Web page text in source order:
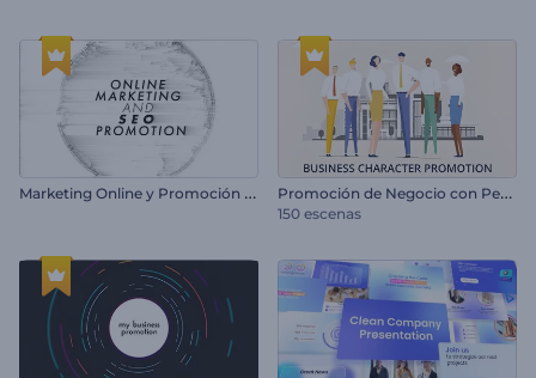
M
arketing Online y Promoción SEO P
romoción de Negocio con Personajes
150 escenas